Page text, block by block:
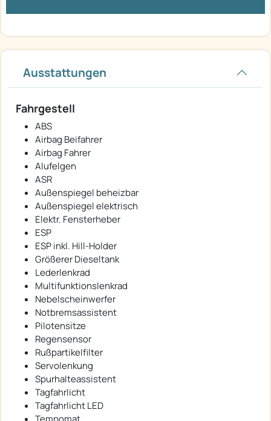
Ausstattungen
Fahrgestell
ABS
Airbag Beifahrer
Airbag Fahrer
Alufelgen
ASR
Außenspiegel beheizbar
Außenspiegel elektrisch
Elektr. Fensterheber
ESP
ESP inkl. Hill-Holder
Größerer Dieseltank
Lederlenkrad
Multifunktionslenkrad
Nebelscheinwerfer
Notbremsassistent
Pilotensitze
Regensensor
Rußpartikelfilter
Servolenkung
Spurhalteassistent
Tagfahrlicht
Tagfahrlicht LED